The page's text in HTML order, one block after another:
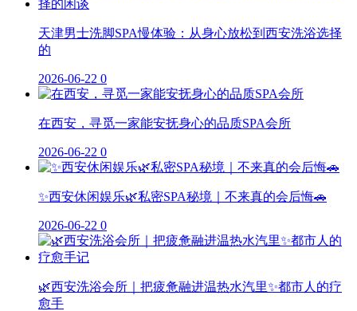
天津男士洗脚SPA慢体验：从身心放松到西安洗浴选择
的
2026-06-22 0
在西安，寻觅一家能安抚身心的品质SPA会所
2026-06-22 0
✨西安休闲娱乐🌿私密SPA秘境｜不来真的会后悔🚗
2026-06-22 0
🌿西安洗浴会所｜把疲惫融进温热水汽里✨都市人的疗
愈手